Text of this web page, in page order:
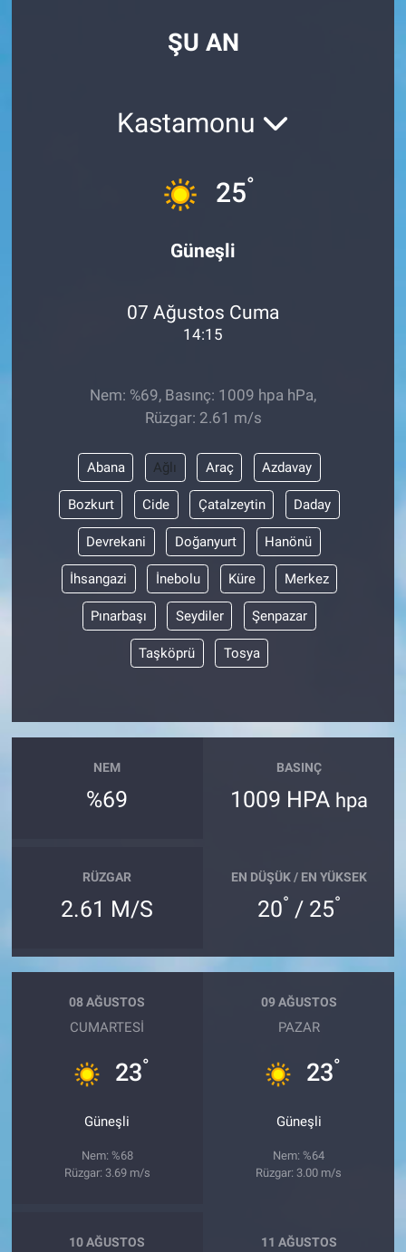
ŞU AN
Kastamonu
25°
Güneşli
07 Ağustos Cuma
14:15
Nem: %69, Basınç: 1009 hpa hPa,
Rüzgar: 2.61 m/s
Abana Ağlı Araç Azdavay
Bozkurt Cide Çatalzeytin Daday
Devrekani Doğanyurt Hanönü
İhsangazi İnebolu Küre Merkez
Pınarbaşı Seydiler Şenpazar
Taşköprü Tosya
NEM
%69
BASINÇ
1009 HPA hpa
RÜZGAR
2.61 M/S
EN DÜŞÜK / EN YÜKSEK
20° / 25°
08 AĞUSTOS
CUMARTESI
23°
Güneşli
Nem: %68
Rüzgar: 3.69 m/s
09 AĞUSTOS
PAZAR
23°
Güneşli
Nem: %64
Rüzgar: 3.00 m/s
10 AĞUSTOS 11 AĞUSTOS
Özel Haberler